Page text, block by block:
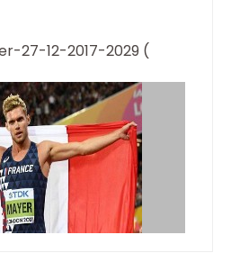
27-12-2017-2029 (